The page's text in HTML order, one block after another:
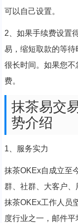
可以自己设置。
2、如果手续费设置
易，缩短取款的等
很长时间。如果您
费。
抹茶易交
势介绍
1、服务实力
抹茶OKEx自成立至
群、社群、大客户
抹茶OKEx工作人员
度行业之一，邮件平